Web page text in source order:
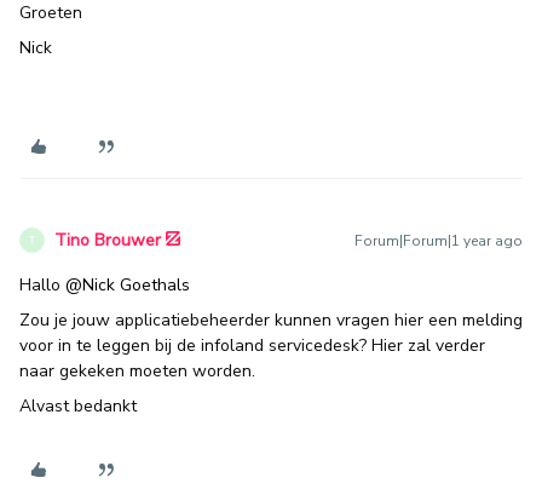
Groeten
Nick
T Tino Brouwer Forum|Forum|1 year ago
Hallo @Nick Goethals
Zou je jouw applicatiebeheerder kunnen vragen hier een melding
voor in te leggen bij de infoland servicedesk? Hier zal verder
naar gekeken moeten worden.
Alvast bedankt